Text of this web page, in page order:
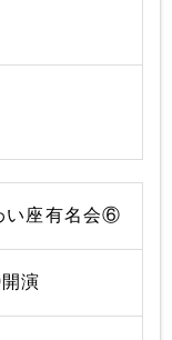
座有名会⑥
演